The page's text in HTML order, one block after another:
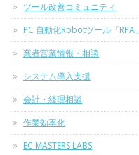
ツール改善コミュニティ
PC 自動化Robotツール「RPA」
業者営業情報・相談
システム導入支援
会計・経理相談
作業効率化
EC MASTERS LABS